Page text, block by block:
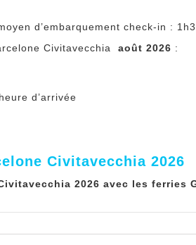
d’embarquement check-in :
Civitavecchiaaoût 2026 :
d’arrivée
Civitavecchia 2026
2026 avec les ferries